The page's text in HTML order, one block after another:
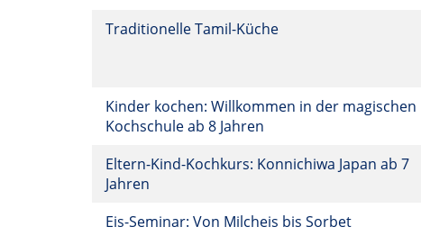
Traditionelle Tamil-Küche
Kinder kochen: Willkommen in der magischen
Kochschule ab 8 Jahren
Eltern-Kind-Kochkurs: Konnichiwa Japan ab 7
Jahren
Eis-Seminar: Von Milcheis bis Sorbet